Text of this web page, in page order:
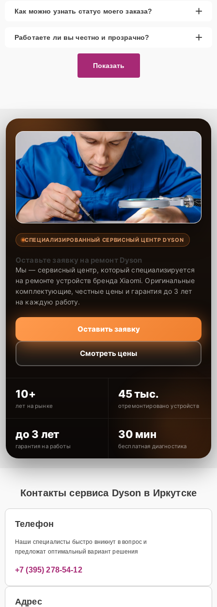
Как можно узнать статус моего заказа? +
Работаете ли вы честно и прозрачно? +
Показать
СПЕЦИАЛИЗИРОВАННЫЙ СЕРВИСНЫЙ ЦЕНТР DYSON
Оставьте заявку на ремонт Dyson
Мы — сервисный центр, который специализируется
на ремонте устройств бренда Xiaomi. Оригинальные
комплектующие, честные цены и гарантия до 3 лет
на каждую работу.
Оставить заявку
Смотреть цены
10+
лет на рынке
45 тыс.
отремонтировано устройств
до 3 лет
гарантия на работы
30 мин
бесплатная диагностика
Контакты сервиса Dyson в Иркутске
Телефон
Наши специалисты быстро вникнут в вопрос и
предложат оптимальный вариант решения
+7 (395) 278-54-12
Адрес